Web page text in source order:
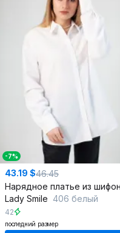
-7%
43.19 $46.45
Lady Smile 406 белый
42
последний размер